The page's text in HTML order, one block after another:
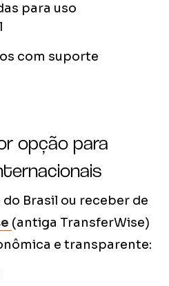
para uso
com suporte
opção para
Brasil ou receber de
(antiga TransferWise)
e transparente: